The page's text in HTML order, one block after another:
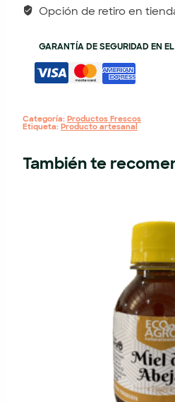
Opción de retiro en
GARANTÍA DE SEGURIDAD EN
Categoría: Productos Frescos
Etiqueta: Producto artesanal
También te